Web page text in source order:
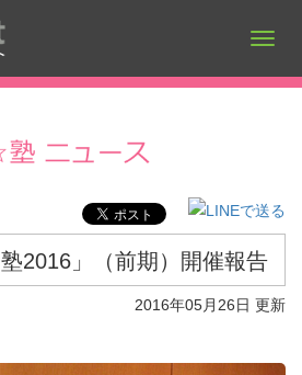
2016」（前期）開催報告
2016年05月26日 更新